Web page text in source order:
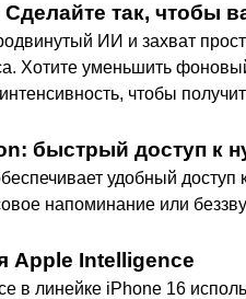
так, чтобы
ИИ и захват
Хотите уменьшить
чтобы
быстрый доступ к
удобный
напоминание или
Apple Intelligence
в линейке iPhone 16